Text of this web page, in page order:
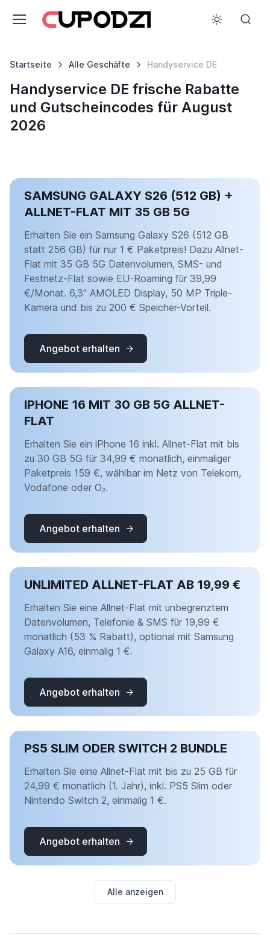
Startseite Alle Geschäfte Handyservice DE
Handyservice DE frische Rabatte
und Gutscheincodes für August
2026
SAMSUNG GALAXY S26 (512 GB) +
ALLNET-FLAT MIT 35 GB 5G
Erhalten Sie ein Samsung Galaxy S26 (512 GB
statt 256 GB) für nur 1 € Paketpreis! Dazu Allnet-
Flat mit 35 GB 5G Datenvolumen, SMS- und
Festnetz-Flat sowie EU-Roaming für 39,99
€/Monat. 6,3" AMOLED Display, 50 MP Triple-
Kamera und bis zu 200 € Speicher-Vorteil.
Angebot erhalten
IPHONE 16 MIT 30 GB 5G ALLNET-
FLAT
Erhalten Sie ein iPhone 16 inkl. Allnet-Flat mit bis
zu 30 GB 5G für 34,99 € monatlich, einmaliger
Paketpreis 159 €, wählbar im Netz von Telekom,
Vodafone oder O₂.
Angebot erhalten
UNLIMITED ALLNET-FLAT AB 19,99 €
Erhalten Sie eine Allnet-Flat mit unbegrenztem
Datenvolumen, Telefonie & SMS für 19,99 €
monatlich (53 % Rabatt), optional mit Samsung
Galaxy A16, einmalig 1 €.
Angebot erhalten
PS5 SLIM ODER SWITCH 2 BUNDLE
Erhalten Sie eine Allnet-Flat mit bis zu 25 GB für
24,99 € monatlich (1. Jahr), inkl. PS5 Slim oder
Nintendo Switch 2, einmalig 1 €.
Angebot erhalten
Alle anzeigen